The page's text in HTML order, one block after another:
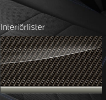
Interiörlister